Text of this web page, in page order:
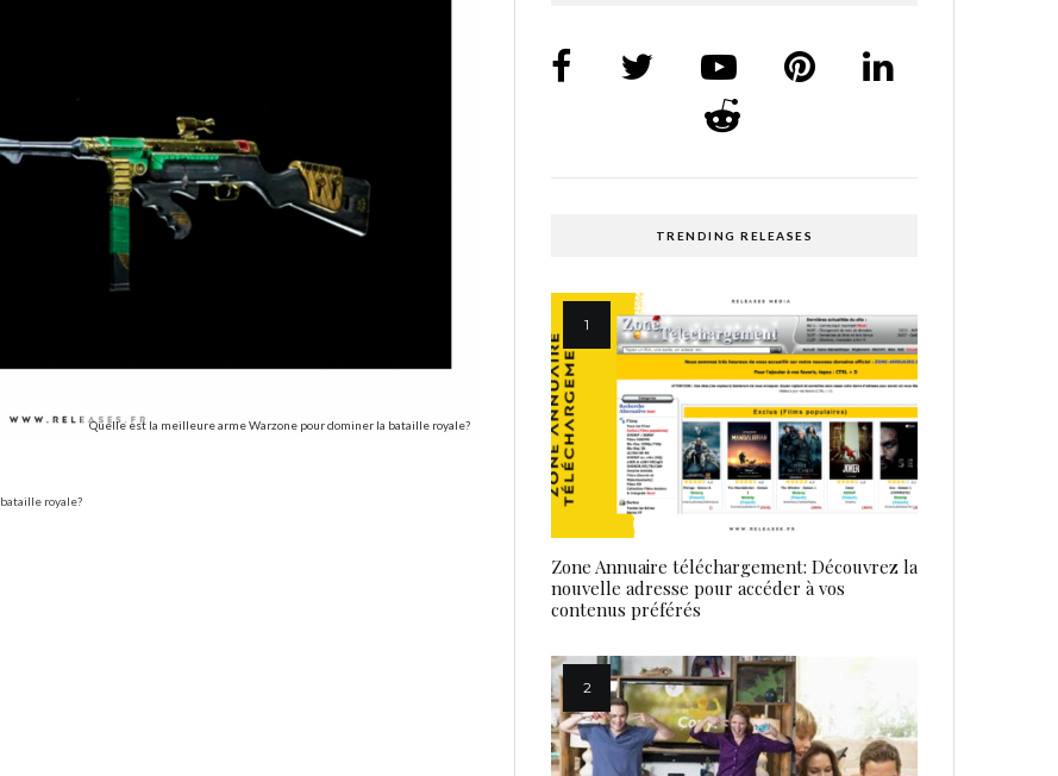
Quelle est la meilleure arme Warzone pour dominer la bataille royale?
royale?
TRENDING RELEASES
Zone Annuaire téléchargement: Découvrez la
nouvelle adresse pour accéder à vos
contenus préférés